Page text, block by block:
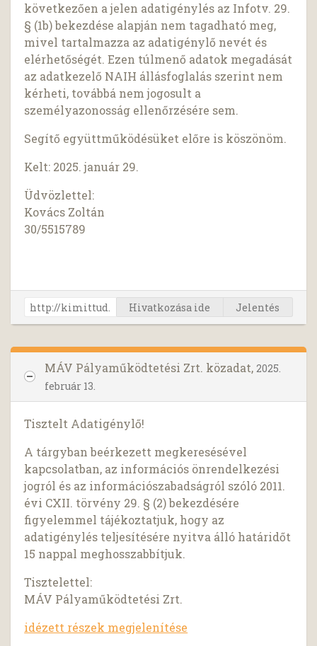
következően a jelen adatigénylés az Infotv. 29.
§ (1b) bekezdése alapján nem tagadható meg,
mivel tartalmazza az adatigénylő nevét és
elérhetőségét. Ezen túlmenő adatok megadását
az adatkezelő NAIH állásfoglalás szerint nem
kérheti, továbbá nem jogosult a
személyazonosság ellenőrzésére sem.
Segítő együttműködésüket előre is köszönöm.
Kelt: 2025. január 29.
Üdvözlettel:
Kovács Zoltán
30/5515789
Hivatkozása ide Jelentés
MÁV Pályaműködtetési Zrt. közadat, 2025.
február 13.
Tisztelt Adatigénylő!
A tárgyban beérkezett megkeresésével
kapcsolatban, az információs önrendelkezési
jogról és az információszabadságról szóló 2011.
évi CXII. törvény 29. § (2) bekezdésére
figyelemmel tájékoztatjuk, hogy az
adatigénylés teljesítésére nyitva álló határidőt
15 nappal meghosszabbítjuk.
Tisztelettel:
MÁV Pályaműködtetési Zrt.
idézett részek megjelenítése